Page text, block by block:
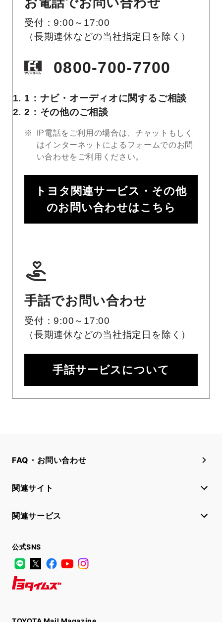
受付：9:00～17:00
（長期連休などの当社指定日を除く）
0800-700-7700
1：ナビ・オーディオに関するご相談
2：その他のご相談
IP電話をご利用の場合は、チャットもしく
はインターネットによるフォームでのお問
い合わせをご利用ください。
トヨタ関連サービス・その他
のお問い合わせはこちら
手話でお問い合わせ
受付：9:00～17:00
（長期連休などの当社指定日を除く）
手話サービスについて
FAQ・お問い合わせ
関連サイト
関連サービス
公式SNS
LINE
X FacebookYouTube